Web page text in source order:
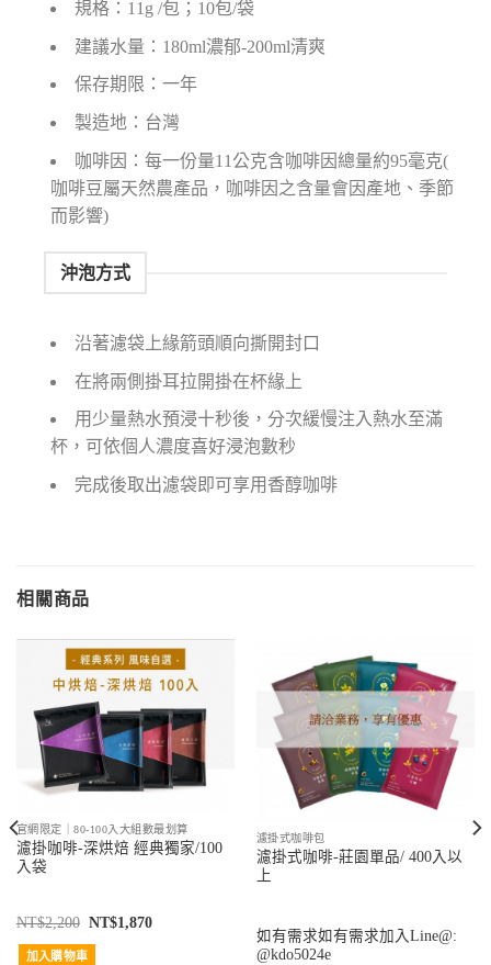
規格：11g /包；10包/袋
建議水量：180ml濃郁-200ml清爽
保存期限：一年
製造地：台灣
咖啡因：每一份量11公克含咖啡因總量約95毫克(
咖啡豆屬天然農產品，咖啡因之含量會因產地、季節
而影響)
沖泡方式
沿著濾袋上緣箭頭順向撕開封口
在將兩側掛耳拉開掛在杯緣上
用少量熱水預浸十秒後，分次緩慢注入熱水至滿
杯，可依個人濃度喜好浸泡數秒
完成後取出濾袋即可享用香醇咖啡
相關商品
官網限定｜80-100入大組數最划算
濾掛咖啡-深烘焙 經典獨家/100
入袋
NT$2,200 NT$1,870
加入購物車
濾掛式咖啡包
濾掛式咖啡-莊園單品/ 400入以
上
如有需求如有需求加入Line@:
@kdo5024e